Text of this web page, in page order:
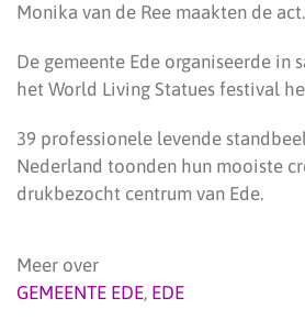
Monika van de Ree maakten de act.
De gemeente Ede organiseerde in
het World Living Statues festival
39 professionele levende
Nederland toonden hun mooiste
drukbezocht centrum van Ede.
Meer over
GEMEENTE EDE, EDE